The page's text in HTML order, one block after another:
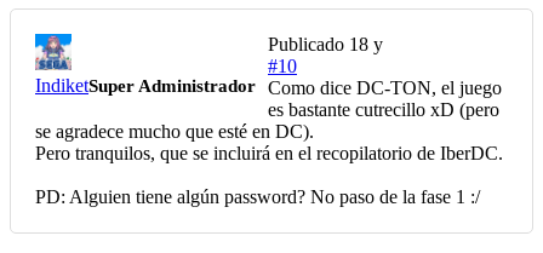
IndiketSuper Administrador
Publicado 18 y
#10
Como dice DC-TON, el juego
es bastante cutrecillo xD (pero
se agradece mucho que esté en DC).
Pero tranquilos, que se incluirá en el recopilatorio de IberDC.
PD: Alguien tiene algún password? No paso de la fase 1 :/